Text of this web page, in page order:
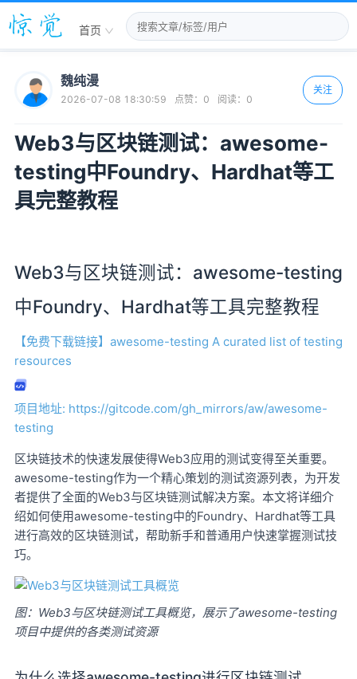
首页
魏纯漫
2026-07-08 18:30:59 点赞： 0 阅读： 0
关注
Web3与区块链测试：awesome-
testing中Foundry、Hardhat等工
具完整教程
Web3与区块链测试：awesome-testing
中Foundry、Hardhat等工具完整教程
【免费下载链接】awesome-testing A curated list of testing
resources
项目地址: https://gitcode.com/gh_mirrors/aw/awesome-
testing
区块链技术的快速发展使得Web3应用的测试变得至关重要。
awesome-testing作为一个精心策划的测试资源列表，为开发
者提供了全面的Web3与区块链测试解决方案。本文将详细介
绍如何使用awesome-testing中的Foundry、Hardhat等工具
进行高效的区块链测试，帮助新手和普通用户快速掌握测试技
巧。
图：Web3与区块链测试工具概览，展示了awesome-testing
项目中提供的各类测试资源